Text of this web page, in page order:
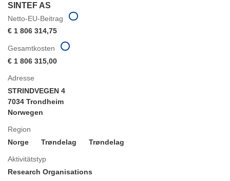
SINTEF AS
Netto-EU-Beitrag
€ 1 806 314,75
Adresse
STRINDVEGEN 4
7034 Trondheim
Norwegen
Region
Norge
Trøndelag Trøndelag
Aktivitätstyp
Research Organisations
Gesamtkosten
€ 1 806 315,00